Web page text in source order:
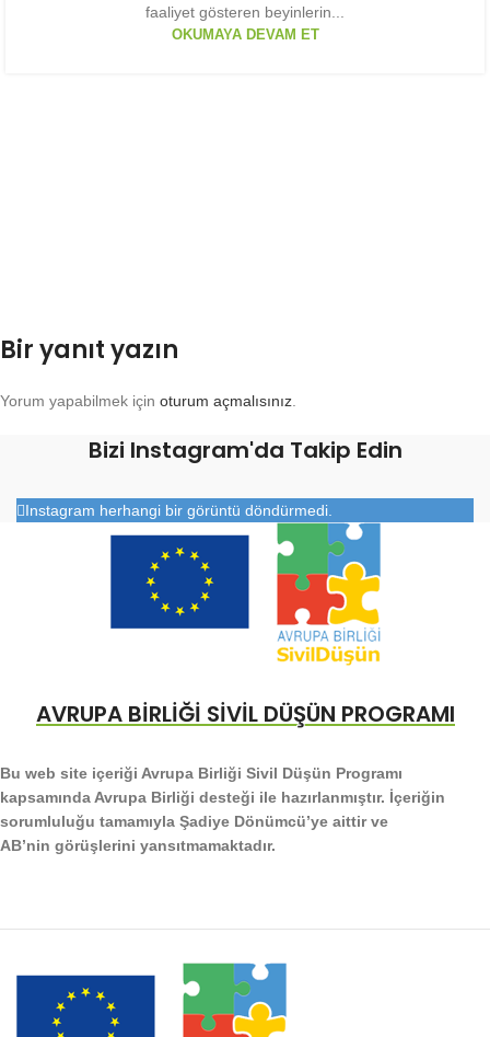
faaliyet gösteren beyinlerin...
OKUMAYA DEVAM ET
Bir yanıt yazın
Yorum yapabilmek için oturum açmalısınız.
Bizi Instagram'da Takip Edin
Instagram herhangi bir görüntü döndürmedi.
AVRUPA BİRLİĞİ SİVİL DÜŞÜN PROGRAMI
Bu web site içeriği Avrupa Birliği Sivil Düşün Programı
kapsamında Avrupa Birliği desteği ile hazırlanmıştır. İçeriğin
sorumluluğu tamamıyla Şadiye Dönümcü’ye aittir ve
AB’nin görüşlerini yansıtmamaktadır.